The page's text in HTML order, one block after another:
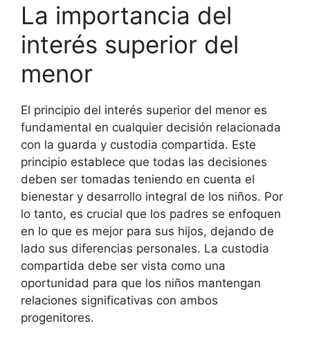
La importancia del
interés superior del
menor
El principio del interés superior del menor es
fundamental en cualquier decisión relacionada
con la guarda y custodia compartida. Este
principio establece que todas las decisiones
deben ser tomadas teniendo en cuenta el
bienestar y desarrollo integral de los niños. Por
lo tanto, es crucial que los padres se enfoquen
en lo que es mejor para sus hijos, dejando de
lado sus diferencias personales. La custodia
compartida debe ser vista como una
oportunidad para que los niños mantengan
relaciones significativas con ambos
progenitores.